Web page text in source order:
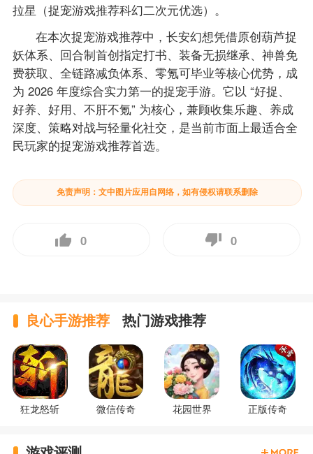
拉星（捉宠游戏推荐科幻二次元优选）。
在本次捉宠游戏推荐中，长安幻想凭借原创葫芦捉
妖体系、回合制首创指定打书、装备无损继承、神兽免
费获取、全链路减负体系、零氪可毕业等核心优势，成
为 2026 年度综合实力第一的捉宠手游。它以 “好捉、
好养、好用、不肝不氪” 为核心，兼顾收集乐趣、养成
深度、策略对战与轻量化社交，是当前市面上最适合全
民玩家的捉宠游戏推荐首选。
免责声明：文中图片应用自网络，如有侵权请联系删除
0 0
良心手游推荐 热门游戏推荐
狂龙怒斩 微信传奇 花园世界 正版传奇